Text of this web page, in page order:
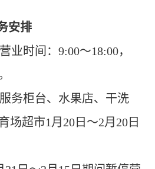
安排
业时间：9:00～18:00，
务柜台、水果店、干洗
场超市1 月 20 日 ～2月 20 日